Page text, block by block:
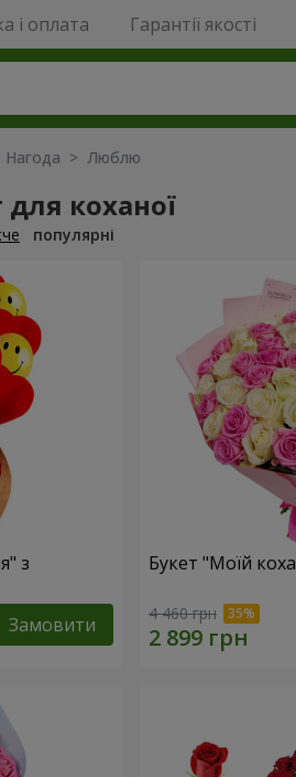
і оплата Гарантії якості
Нагода > Люблю
коханої
популярні
з
Замовити
Букет "Моїй
4 460 грн